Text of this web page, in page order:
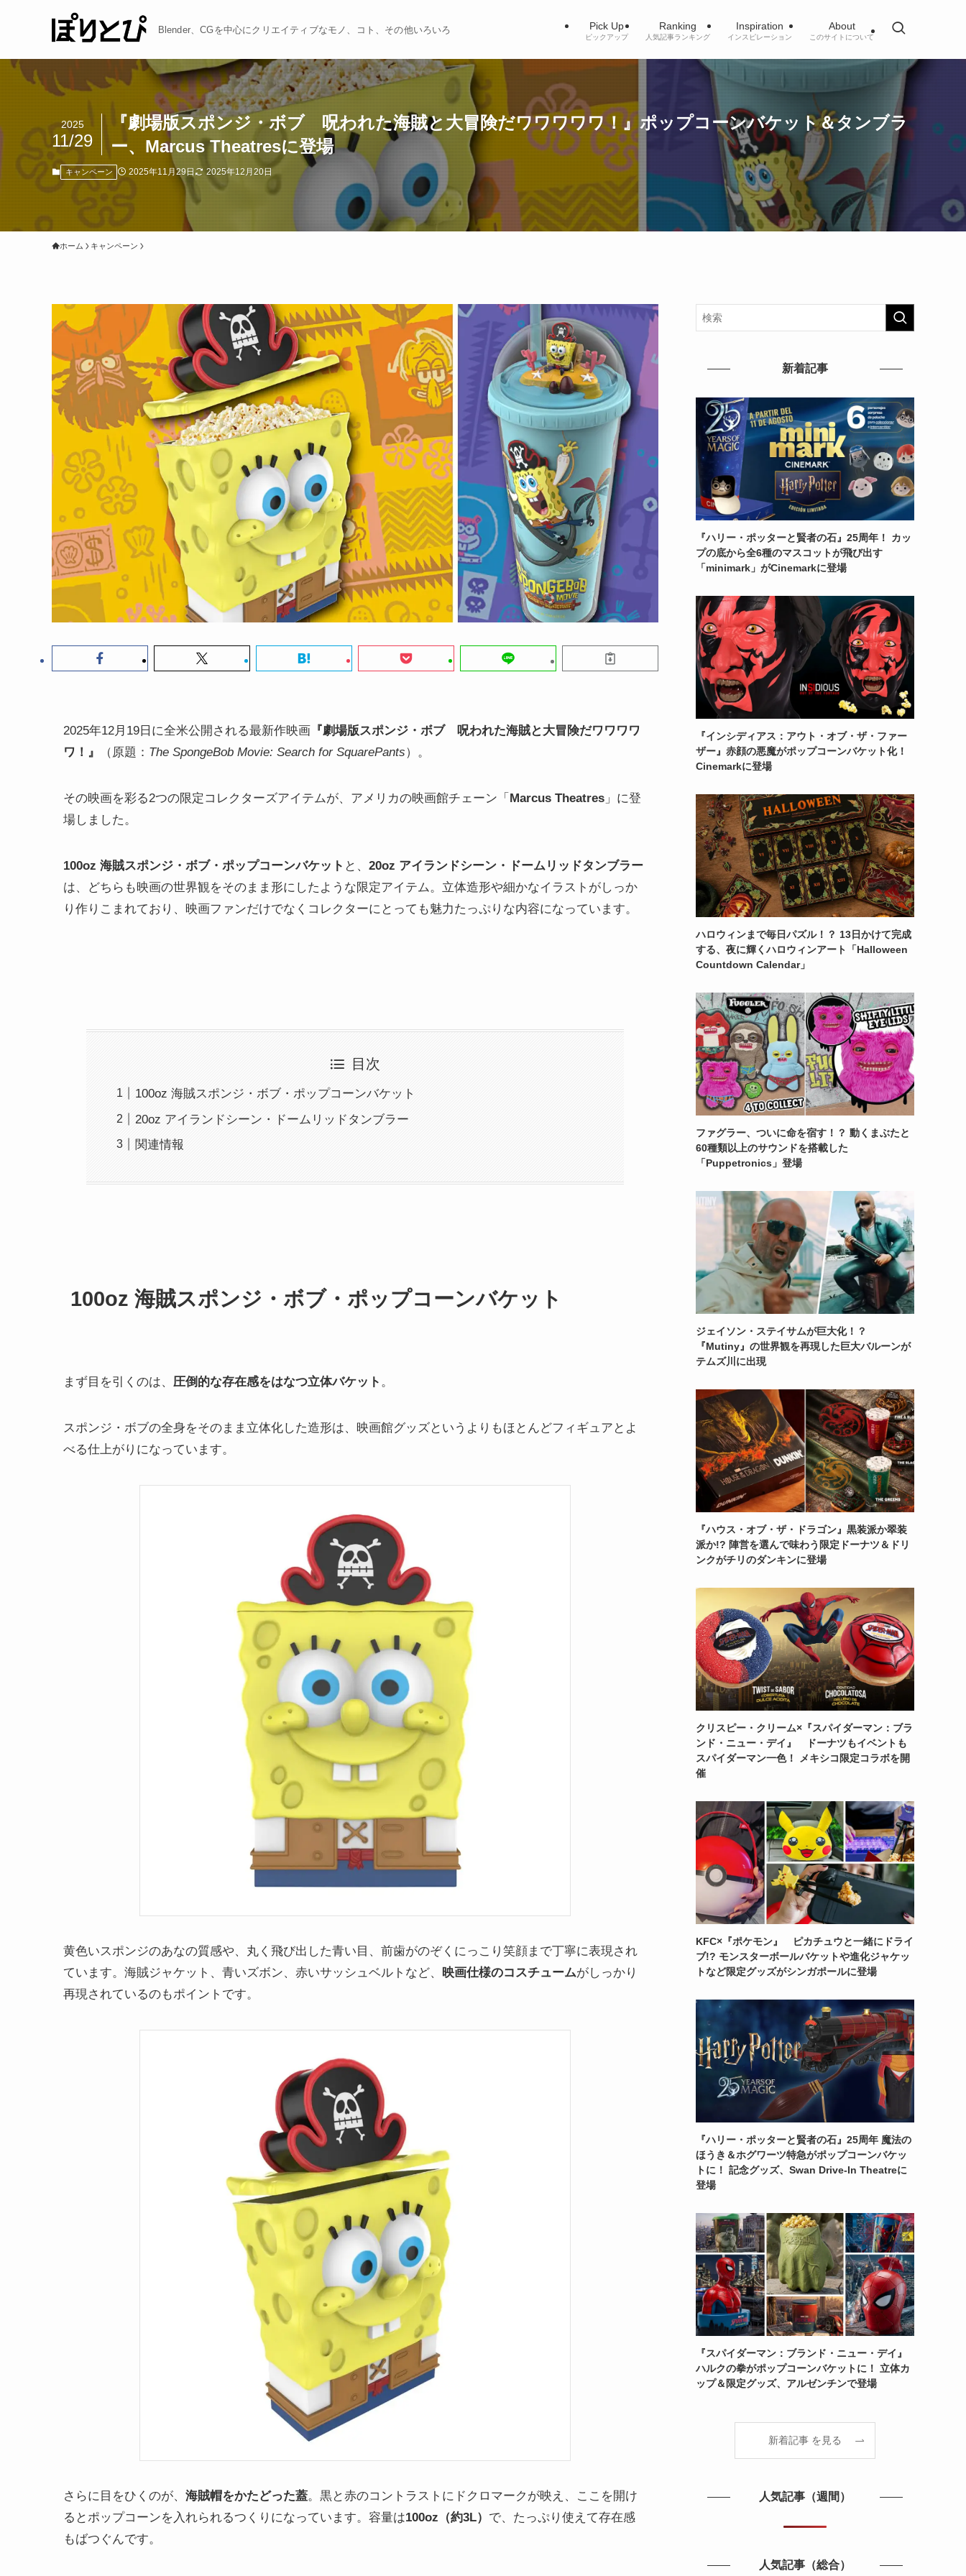
Blender、CGを中心にクリエイティブなモノ、コト、その他いろいろ Pick Up
ピックアップ
Ranking
人気記事ランキング
Inspiration
インスピレーション
About
このサイトについて
『劇場版スポンジ・ボブ 呪われた海賊と大冒険だワワワワワ！』ポップコーンバケット＆タンブラ
ー、Marcus Theatresに登場
2025
11/29
キャンペーン 2025年11月29日 2025年12月20日
ホーム キャンペーン
2025年12月19日に全米公開される最新作映画 『劇場版スポンジ・ボブ 呪われた海賊と大冒険だワワワワ
ワ！』
（原題： The SpongeBob Movie: Search for SquarePants）。
その映画を彩る2つの限定コレクターズアイテムが、アメリカの映画館チェーン「 Marcus Theatres 」に登
場しました。
100oz 海賊スポンジ・ボブ・ポップコーンバケット と、 20oz アイランドシーン・ドームリッドタンブラー
は、どちらも映画の世界観をそのまま形にしたような限定アイテム。立体造形や細かなイラストがしっか
り作りこまれており、映画ファンだけでなくコレクターにとっても魅力たっぷりな内容になっています。
目次
100oz 海賊スポンジ・ボブ・ポップコーンバケット
20oz アイランドシーン・ドームリッドタンブラー
関連情報
100oz 海賊スポンジ・ボブ・ポップコーンバケット
まず目を引くのは、 圧倒的な存在感をはなつ立体バケット 。
スポンジ・ボブの全身をそのまま立体化した造形は、映画館グッズというよりもほとんどフィギュアとよ
べる仕上がりになっています。
黄色いスポンジのあなの質感や、丸く飛び出した青い目、前歯がのぞくにっこり笑顔まで丁寧に表現され
ています。海賊ジャケット、青いズボン、赤いサッシュベルトなど、 映画仕様のコスチュームがしっかり
再現されているのもポイントです。
さらに目をひくのが、 海賊帽をかたどった蓋。黒と赤のコントラストにドクロマークが映え、ここを開け
るとポップコーンを入れられるつくりになっています。容量は100oz（約3L） で、たっぷり使えて存在感
もばつぐんです。
新着記事
『ハリー・ポッターと賢者の石』25周年！ カッ
プの底から全6種のマスコットが飛び出す
「minimark」がCinemarkに登場
『インシディアス：アウト・オブ・ザ・ファー
ザー』赤顔の悪魔がポップコーンバケット化！
Cinemarkに登場
ハロウィンまで毎日パズル！？ 13日かけて完成
する、夜に輝くハロウィンアート「Halloween
Countdown Calendar」
ファグラー、ついに命を宿す！？ 動くまぶたと
60種類以上のサウンドを搭載した
「Puppetronics」登場
ジェイソン・ステイサムが巨大化！？
『Mutiny』の世界観を再現した巨大バルーンが
テムズ川に出現
『ハウス・オブ・ザ・ドラゴン』黒装派か翠装
派か!? 陣営を選んで味わう限定ドーナツ＆ドリ
ンクがチリのダンキンに登場
クリスピー・クリーム×『スパイダーマン：ブラ
ンド・ニュー・デイ』 ドーナツもイベントも
スパイダーマン一色！ メキシコ限定コラボを開
催
KFC×『ポケモン』 ピカチュウと一緒にドライ
ブ!? モンスターボールバケットや進化ジャケッ
トなど限定グッズがシンガポールに登場
『ハリー・ポッターと賢者の石』25周年 魔法の
ほうき＆ホグワーツ特急がポップコーンバケッ
トに！ 記念グッズ、Swan Drive-In Theatreに
登場
『スパイダーマン：ブランド・ニュー・デイ』
ハルクの拳がポップコーンバケットに！ 立体カ
ップ＆限定グッズ、アルゼンチンで登場
新着記事 を見る
人気記事（週間）
人気記事（総合）